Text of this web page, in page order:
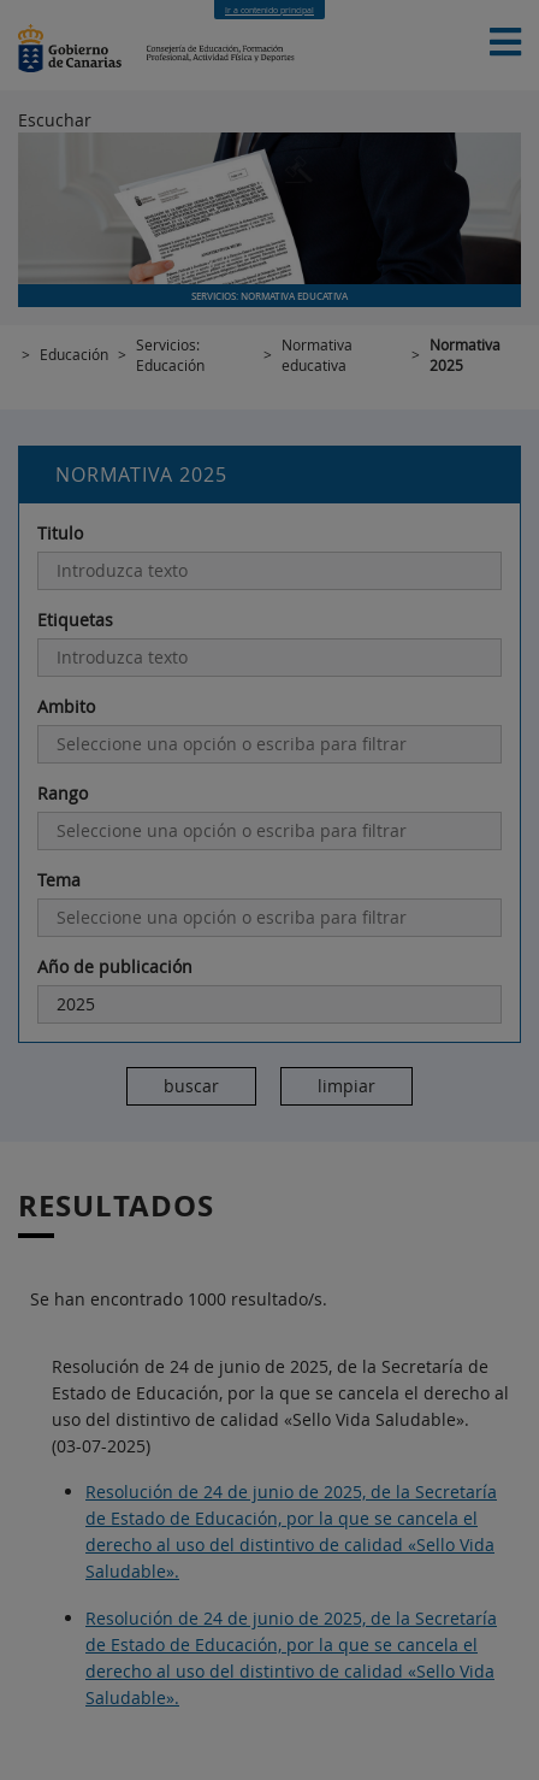
Ir a contenido principal
EDUCACIÓN
FORMACIÓN PROFESIONAL
CUALIFICACIONES PROFESIONALES
[INTRANET]
Escuchar
SERVICIOS: NORMATIVA EDUCATIVA
> Educación > Servicios:
Educación
>
Normativa
educativa
>
Normativa
2025
NORMATIVA 2025
Titulo
Etiquetas
Ambito
Rango
Tema
Año de publicación
RESULTADOS
Se han encontrado 1000 resultado/s.
Resolución de 24 de junio de 2025, de la Secretaría de
Estado de Educación, por la que se cancela el derecho al
uso del distintivo de calidad «Sello Vida Saludable».
(03-07-2025)
Resolución de 24 de junio de 2025, de la Secretaría
de Estado de Educación, por la que se cancela el
derecho al uso del distintivo de calidad «Sello Vida
Saludable».
Resolución de 24 de junio de 2025, de la Secretaría
de Estado de Educación, por la que se cancela el
derecho al uso del distintivo de calidad «Sello Vida
Saludable».